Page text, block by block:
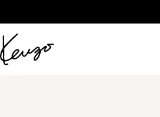
Página